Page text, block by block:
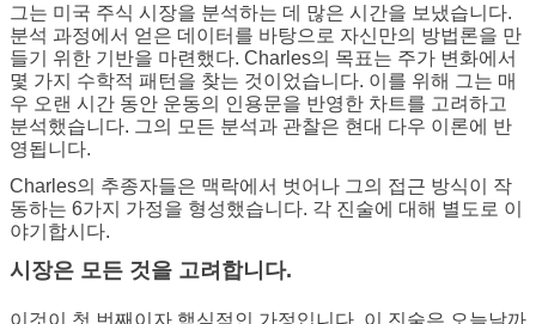
그는 미국 주식 시장을 분석하는 데 많은 시간을 보냈습니다.
분석 과정에서 얻은 데이터를 바탕으로 자신만의 방법론을 만
들기 위한 기반을 마련했다. Charles의 목표는 주가 변화에서
몇 가지 수학적 패턴을 찾는 것이었습니다. 이를 위해 그는 매
우 오랜 시간 동안 운동의 인용문을 반영한 차트를 고려하고
분석했습니다. 그의 모든 분석과 관찰은 현대 다우 이론에 반
영됩니다.
Charles의 추종자들은 맥락에서 벗어나 그의 접근 방식이 작
동하는 6가지 가정을 형성했습니다. 각 진술에 대해 별도로 이
야기합시다.
시장은 모든 것을 고려합니다.
이것이 첫 번째이자 핵심적인 가정입니다. 이 진술은 오늘날까